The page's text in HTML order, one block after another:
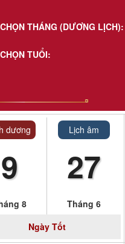
CHỌN THÁNG (DƯƠNG LỊCH):
CHỌN TUỔI:
dương
9
8
Lịch âm
27
Tháng 6
NgàyTốt